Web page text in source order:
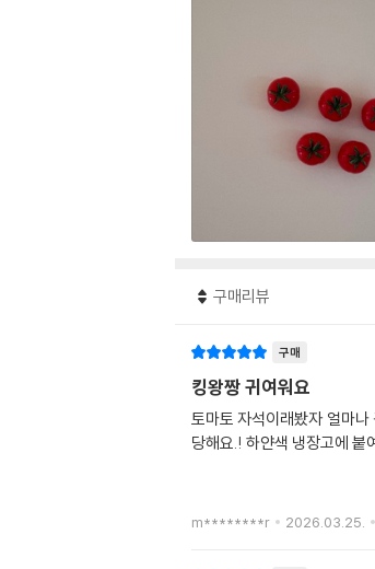
구매리뷰
구매
킹왕짱 귀여워요
토마토 자석이래봤자 얼마
당해요.! 하얀색 냉장고에
m********r 2026.03.25.